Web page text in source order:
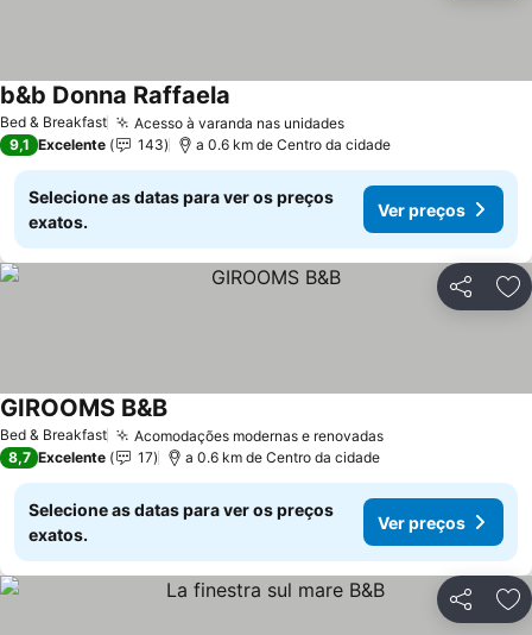
Bed & Breakfast Acesso à varanda nas unidades
b&b Donna Raffaela
9,1 Excelente 143 a 0.6 km de Centro da cidade
Selecione as datas para ver os preços
exatos.
Ver preços
Partilhar
Bed & Breakfast Acomodações modernas e renovadas
GIROOMS B&B
8,7 Excelente 17 a 0.6 km de Centro da cidade
Selecione as datas para ver os preços
exatos.
Ver preços
Partilhar